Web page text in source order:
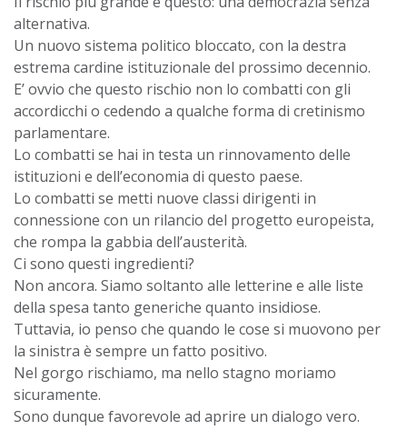
alternativa.
Un nuovo sistema politico bloccato, con la destra
estrema cardine istituzionale del prossimo decennio.
E’ ovvio che questo rischio non lo combatti con gli
accordicchi o cedendo a qualche forma di cretinismo
parlamentare.
Lo combatti se hai in testa un rinnovamento delle
istituzioni e dell’economia di questo paese.
Lo combatti se metti nuove classi dirigenti in
connessione con un rilancio del progetto europeista,
che rompa la gabbia dell’austerità.
Ci sono questi ingredienti?
Non ancora. Siamo soltanto alle letterine e alle liste
della spesa tanto generiche quanto insidiose.
Tuttavia, io penso che quando le cose si muovono per
la sinistra è sempre un fatto positivo.
Nel gorgo rischiamo, ma nello stagno moriamo
sicuramente.
Sono dunque favorevole ad aprire un dialogo vero.